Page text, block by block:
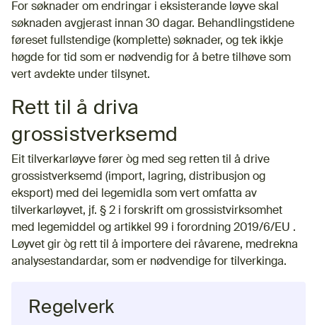
For søknader om endringar i eksisterande løyve skal
søknaden avgjerast innan 30 dagar. Behandlingstidene
føreset fullstendige (komplette) søknader, og tek ikkje
høgde for tid som er nødvendig for å betre tilhøve som
vert avdekte under tilsynet.
Rett til å driva
grossistverksemd
Eit tilverkarløyve fører òg med seg retten til å drive
grossistverksemd (import, lagring, distribusjon og
eksport) med dei legemidla som vert omfatta av
tilverkarløyvet, jf. § 2 i forskrift om grossistvirksomhet
med legemiddel og artikkel 99 i forordning 2019/6/EU .
Løyvet gir òg rett til å importere dei råvarene, medrekna
analysestandardar, som er nødvendige for tilverkinga.
Regelverk